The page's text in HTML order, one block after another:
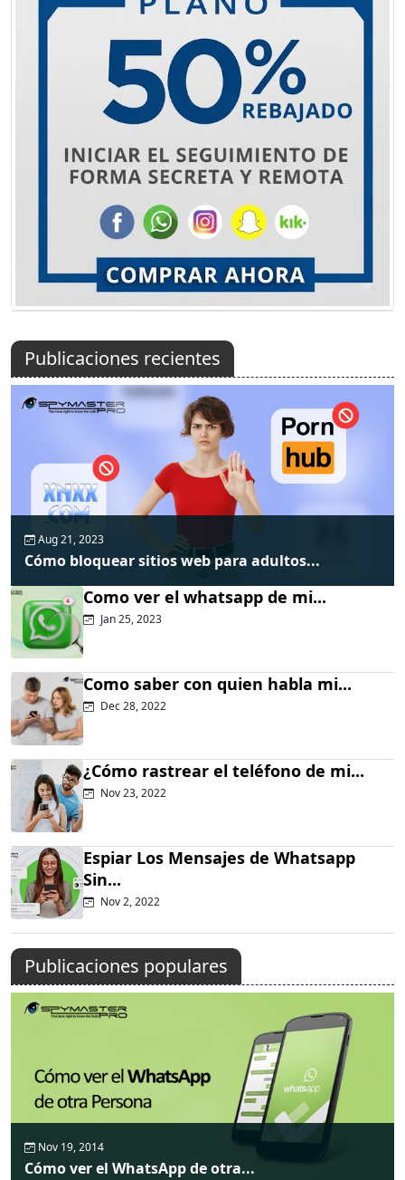
Publicaciones recientes
Aug 21, 2023
Cómo bloquear sitios web para adultos...
Como ver el whatsapp de mi...
Jan 25, 2023
Como saber con quien habla mi...
Dec 28, 2022
¿Cómo rastrear el teléfono de mi...
Nov 23, 2022
Espiar Los Mensajes de Whatsapp
Sin...
Nov 2, 2022
Publicaciones populares
Nov 19, 2014
Cómo ver el WhatsApp de otra...